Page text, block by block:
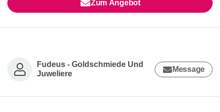
Zum Angebot
Fudeus - Goldschmiede Und
Juweliere
Message